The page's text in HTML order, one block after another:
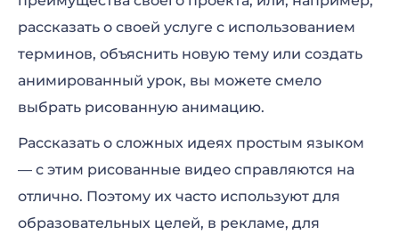
рассказать о своей услуге с использованием
терминов, объяснить новую тему или создать
анимированный урок, вы можете смело
выбрать рисованную анимацию.
Рассказать о сложных идеях простым языком
— с этим рисованные видео справляются на
отлично. Поэтому их часто используют для
образовательных целей, в рекламе, для